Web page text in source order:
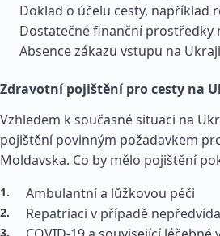
Doklad o účelu cesty, například
Dostatečné finanční prostředky
Absence zákazu vstupu na
Zdravotní pojištění pro cesty na
Vzhledem k současné situaci na
pojištění povinným požadavkem
Moldavska. Co by mělo pojištění
Ambulantní a lůžkovou péči
Repatriaci v případě